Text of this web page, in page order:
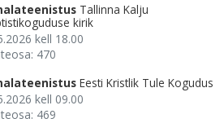
Tallinna Kalju
kirik
kell 18.00
470
Eesti Kristlik Tule Kogudus
kell 09.00
469